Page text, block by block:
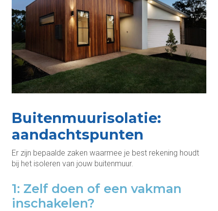
Buitenmuurisolatie:
aandachtspunten
Er zijn bepaalde zaken waarmee je best rekening houdt
bij het isoleren van jouw buitenmuur.
1: Zelf doen of een vakman
inschakelen?